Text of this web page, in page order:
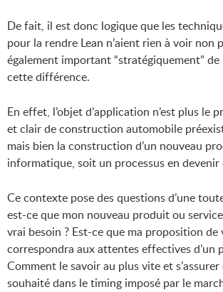
De fait, il est donc logique que les
pour la rendre Lean n’aient rien à voir non
également important “stratégiquement”
cette différence.
En effet, l’objet d’application n’est plus le
et clair de construction automobile
mais bien la construction d’un nouveau
informatique, soit un processus en
Ce contexte pose des questions d’une
est-ce que mon nouveau produit ou
vrai besoin ? Est-ce que ma proposition de
correspondra aux attentes effectives d’un
Comment le savoir au plus vite et s’assurer
souhaité dans le timing imposé par le